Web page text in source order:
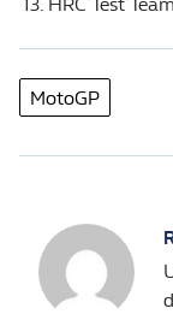
MotoGP